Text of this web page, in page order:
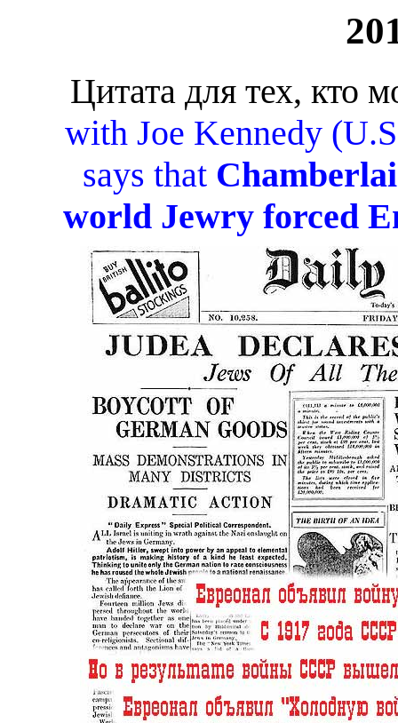
Цитата для тех, кто
with Joe Kennedy
says that
world Jewry forced